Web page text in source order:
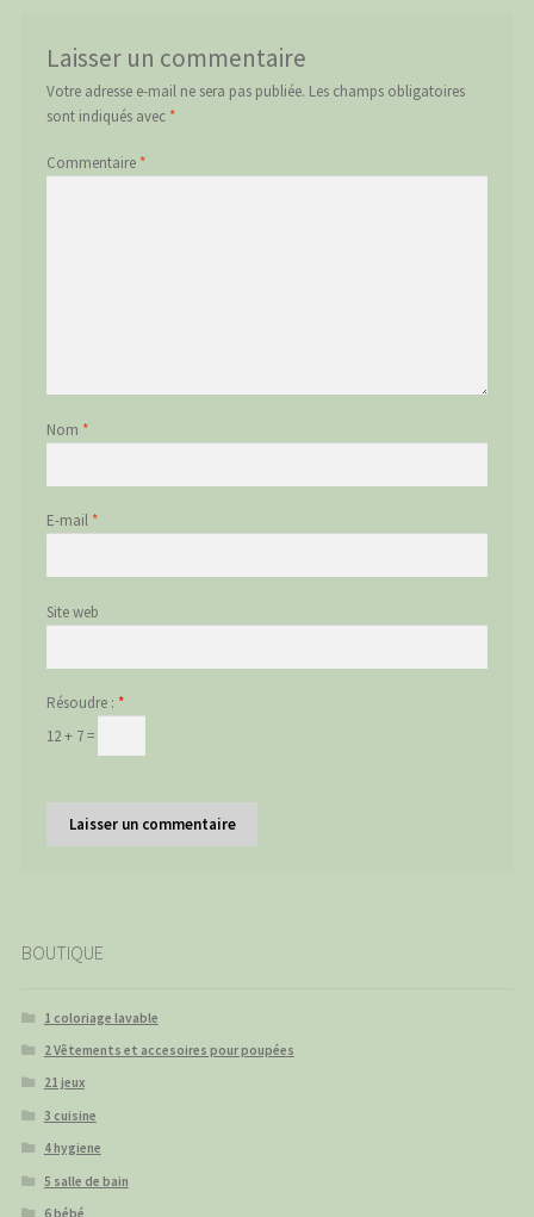
Laisser un commentaire
Votre adresse e-mail ne sera pas publiée. Les champs obligatoires
sont indiqués avec *
Commentaire *
Nom *
E-mail *
Site web
Résoudre : *
12 + 7 =
BOUTIQUE
1 coloriage lavable
2 Vêtements et accesoires pour poupées
21 jeux
3 cuisine
4 hygiene
5 salle de bain
6 bébé